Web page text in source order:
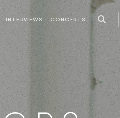
INTERVIEWS CONCERTS